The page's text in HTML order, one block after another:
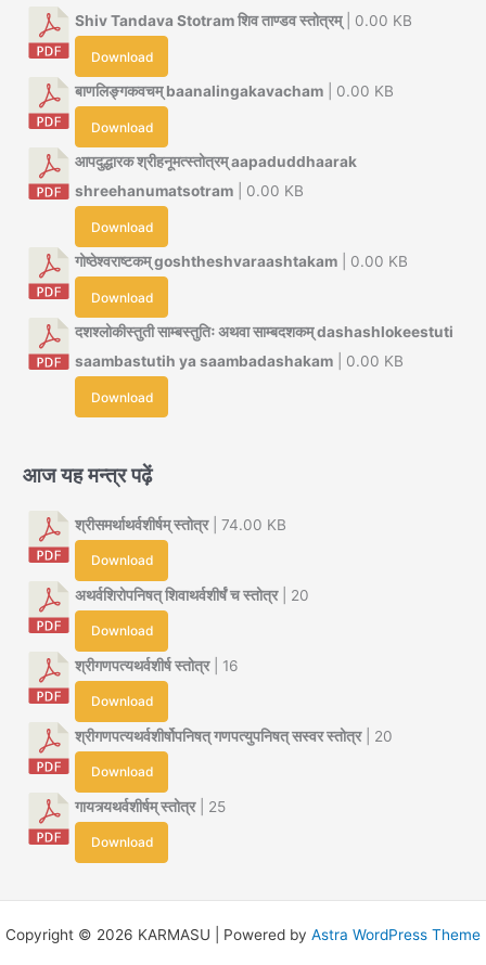
Shiv Tandava Stotram शिव ताण्डव स्तोत्रम्| 0.00 KB
Download
बाणलिङ्गकवचम् baanalingakavacham | 0.00 KB
Download
आपदुद्धारक श्रीहनूमत्स्तोत्रम् aapaduddhaarak
shreehanumatsotram | 0.00 KB
Download
गोष्ठेश्वराष्टकम् goshtheshvaraashtakam | 0.00 KB
Download
दशश्लोकीस्तुती साम्बस्तुतिः अथवा साम्बदशकम् dashashlokeestuti
saambastutih ya saambadashakam | 0.00 KB
Download
आज यह मन्त्र पढ़ें
श्रीसमर्थाथर्वशीर्षम् स्तोत्र| 74.00 KB
Download
अथर्वशिरोपनिषत् शिवाथर्वशीर्षं च स्तोत्र| 20
Download
श्रीगणपत्यथर्वशीर्ष स्तोत्र| 16
Download
श्रीगणपत्यथर्वशीर्षोपनिषत् गणपत्युपनिषत् सस्वर स्तोत्र| 20
Download
गायत्र्यथर्वशीर्षम् स्तोत्र| 25
Download
Copyright © 2026 KARMASU | Powered by Astra WordPress Theme